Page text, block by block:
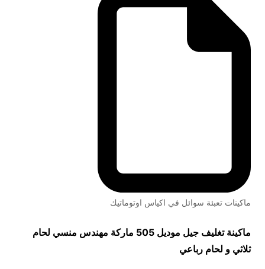
ماكينات تعبئة سوائل في اكياس اوتوماتيك
ماكينة تغليف جيل موديل 505 ماركة مهندس منسي لحام
ثلاثي و لحام رباعي